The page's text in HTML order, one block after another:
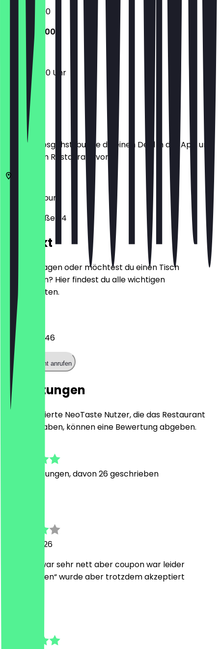
12:00 - 22:00
12:00 - 22:00
12:00 - 22:00 Uhr
Bevor du losgehst, buche dir einen Deal in der App und
zeige ihn im Restaurant vor.
Hamburg
Veringstraße 24
Kontakt
Hast du Fragen oder möchtest du einen Tisch
reservieren? Hier findest du alle wichtigen
Kontaktdaten.
Telefon
04021983646
Restaurant anrufen
Bewertungen
Nur registrierte NeoTaste Nutzer, die das Restaurant
besucht haben, können eine Bewertung abgeben.
Bewertungen, davon 26 geschrieben
28. Juni 2026
Personal war sehr nett aber coupon war leider
„ausgelaufen“ wurde aber trotzdem akzeptiert